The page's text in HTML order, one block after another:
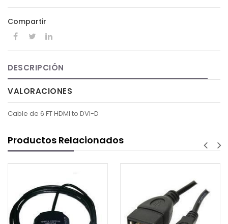
Compartir
DESCRIPCIÓN
VALORACIONES
Cable de 6 FT HDMI to DVI-D
Productos Relacionados